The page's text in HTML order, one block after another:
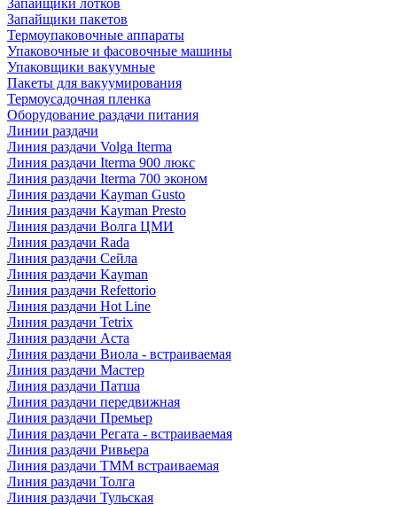
Запайщики лотков
Запайщики пакетов
Термоупаковочные аппараты
Упаковочные и фасовочные машины
Упаковщики вакуумные
Пакеты для вакуумирования
Термоусадочная пленка
Оборудование раздачи питания
Линии раздачи
Линия раздачи Volga Iterma
Линия раздачи Iterma 900 люкс
Линия раздачи Iterma 700 эконом
Линия раздачи Kayman Gusto
Линия раздачи Kayman Presto
Линия раздачи Волга ЦМИ
Линия раздачи Rada
Линия раздачи Сейла
Линия раздачи Kayman
Линия раздачи Refettorio
Линия раздачи Hot Line
Линия раздачи Tetrix
Линия раздачи Аста
Линия раздачи Виола - встраиваемая
Линия раздачи Мастер
Линия раздачи Патша
Линия раздачи передвижная
Линия раздачи Премьер
Линия раздачи Регата - встраиваемая
Линия раздачи Ривьера
Линия раздачи ТММ встраиваемая
Линия раздачи Толга
Линия раздачи Тульская